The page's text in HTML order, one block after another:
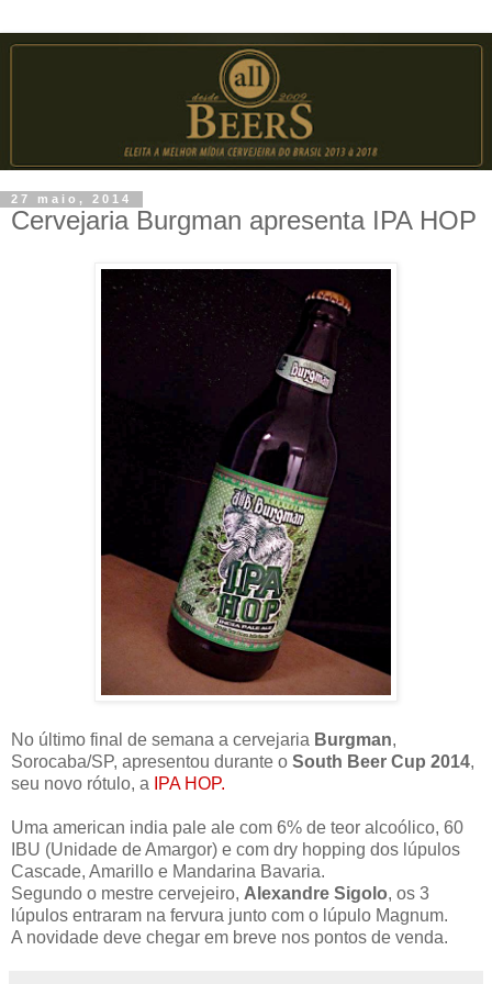
27 maio, 2014
Cervejaria Burgman apresenta IPA HOP
No último final de semana a cervejaria Burgman,
Sorocaba/SP, apresentou durante o South Beer Cup 2014,
seu novo rótulo, a
IPA HOP.
Uma american india pale ale com 6% de teor alcoólico, 60
IBU (Unidade de Amargor) e com dry hopping dos lúpulos
Cascade, Amarillo e Mandarina Bavaria.
Segundo o mestre cervejeiro, Alexandre Sigolo, os 3
lúpulos entraram na fervura junto com o lúpulo Magnum.
A novidade deve chegar em breve nos pontos de venda.